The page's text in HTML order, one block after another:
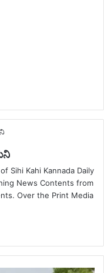
Sihi Kahi Kannada Daily
News Contents from
Over the Print Media